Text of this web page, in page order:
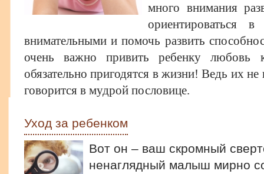
много внимания
ориентироваться
внимательными и помочь развить
очень важно привить ребенку
обязательно пригодятся в жизни! Ведь их
говорится в мудрой пословице.
Уход за ребенком
Вот он – ваш скромный
ненаглядный малыш мирно